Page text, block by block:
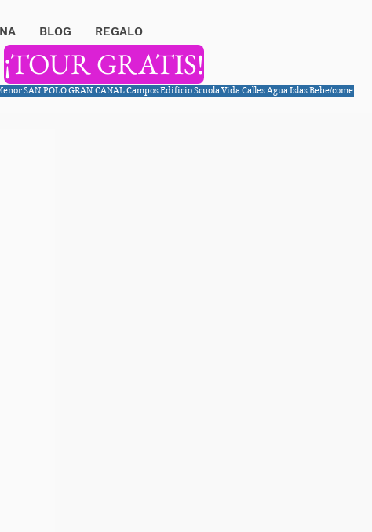
BLOG REGALO
¡TOUR GRATIS!
SAN POLOGRAN CANALCamposEdificioScuolaVidaCallesAguaIslasBebe/come